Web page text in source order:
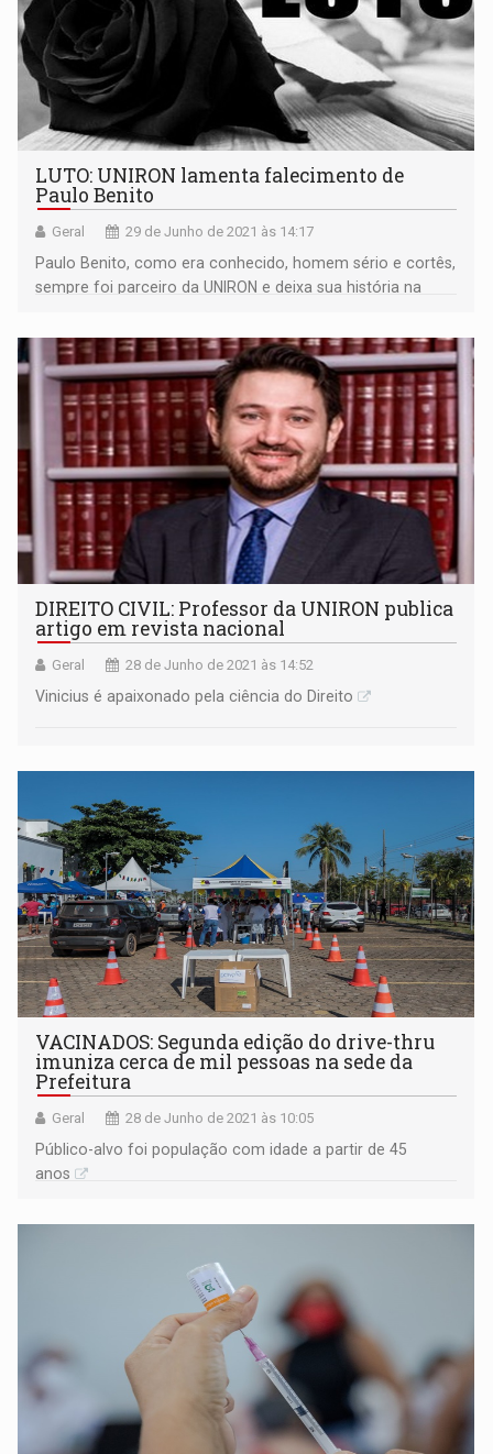
LUTO: UNIRON lamenta falecimento de
Paulo Benito
Geral 29 de Junho de 2021 às 14:17
Paulo Benito, como era conhecido, homem sério e cortês,
sempre foi parceiro da UNIRON e deixa sua história na
DIREITO CIVIL: Professor da UNIRON publica
artigo em revista nacional
Geral 28 de Junho de 2021 às 14:52
Vinicius é apaixonado pela ciência do Direito
VACINADOS: Segunda edição do drive-thru
imuniza cerca de mil pessoas na sede da
Prefeitura
Geral 28 de Junho de 2021 às 10:05
Público-alvo foi população com idade a partir de 45
anos